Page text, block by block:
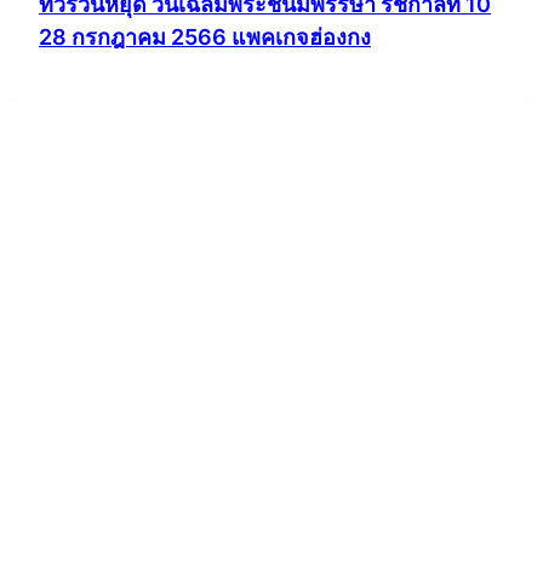
28 กรกฎาคม 2566 แพคเกจฮ่องกง